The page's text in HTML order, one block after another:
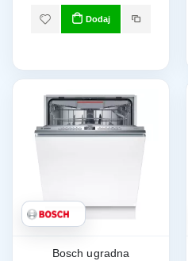
Dodaj
Bosch ugradna